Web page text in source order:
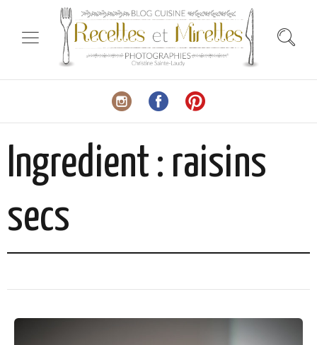
Ingredient : raisins
secs